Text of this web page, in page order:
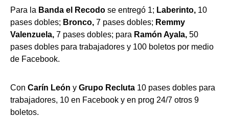
Para la Banda el Recodo se entregó 1; Laberinto, 10
pases dobles; Bronco, 7 pases dobles; Remmy
Valenzuela, 7 pases dobles; para Ramón Ayala, 50
pases dobles para trabajadores y 100 boletos por medio
de Facebook.
Con Carín León y Grupo Recluta 10 pases dobles para
trabajadores, 10 en Facebook y en prog 24/7 otros 9
boletos.